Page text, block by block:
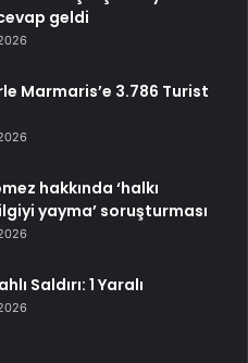
geldi
Marmaris’e 3.786 Turist
hakkında ‘halkı
yayma’ soruşturması
Saldırı: 1 Yaralı